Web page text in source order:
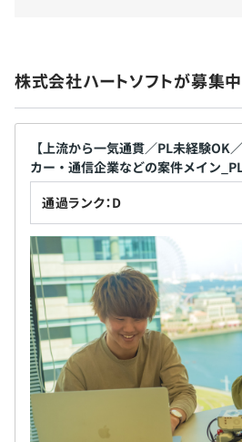
株式会社ハートソフトが募集
【上流から一気通貫／PL未経験OK
カー・通信企業などの案件メイン
通過ランク：D